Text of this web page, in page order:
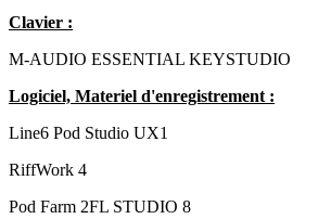
Clavier :
M-AUDIO ESSENTIAL KEYSTUDIO
Logiciel, Materiel d'enregistrement :
Line6 Pod Studio UX1
RiffWork 4
Pod Farm 2FL STUDIO 8